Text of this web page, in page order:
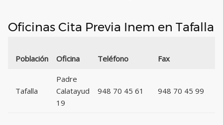
Oficinas Cita Previa Inem en Tafalla
Población Oficina Teléfono Fax
Tafalla
Padre
Calatayud
19
948 70 45 61 948 70 45 99